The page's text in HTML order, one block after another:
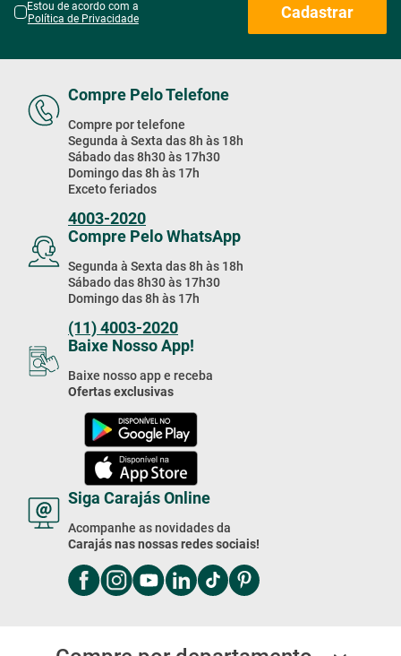
Estou de acordo com a
Política de Privacidade
Cadastrar
Compre Pelo Telefone
Compre por telefone
Segunda à Sexta das 8h às 18h
Sábado das 8h30 às 17h30
Domingo das 8h às 17h
Exceto feriados
4003-2020
Compre Pelo WhatsApp
Segunda à Sexta das 8h às 18h
Sábado das 8h30 às 17h30
Domingo das 8h às 17h
(11) 4003-2020
Baixe Nosso App!
Baixe nosso app e receba
Ofertas exclusivas
Siga Carajás Online
Acompanhe as novidades da
Carajás nas nossas redes sociais!